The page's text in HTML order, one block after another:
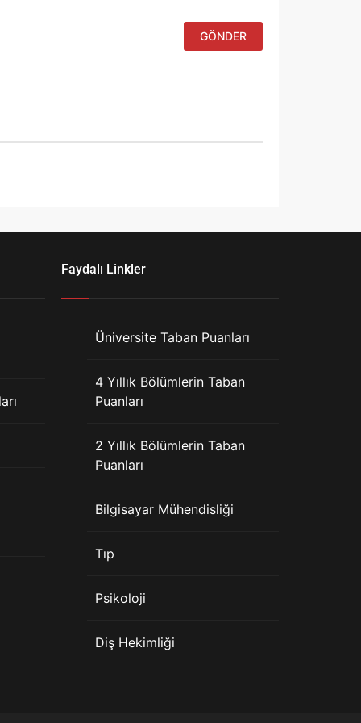
Faydalı Linkler
Üniversite Taban Puanları
4 Yıllık Bölümlerin Taban
Puanları
2 Yıllık Bölümlerin Taban
Puanları
Bilgisayar Mühendisliği
Tıp
Psikoloji
Diş Hekimliği